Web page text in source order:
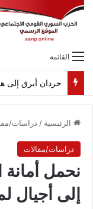
القائمة
حردان أبرق إلى
الرئيسية / دراسات/
دراسات/مقالات
نحمل أمانة
إلى أجيال